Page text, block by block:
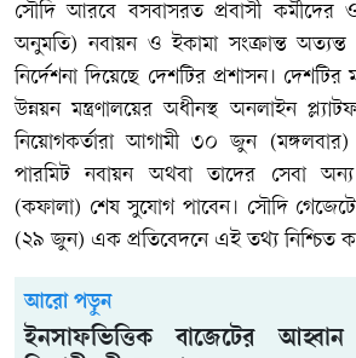
সৌদি আরবে বসবাসরত প্রবাসী কর্মীদের
অনুমতি) নবায়ন ও ইকামা সংক্রান্ত
নির্দেশনা দিয়েছে দেশটির প্রশাসন।
উন্নয়ন মন্ত্রণালয়ের অধীনস্থ অনলাইন
নিয়োগকর্তারা আগামী ৩০ জুন (মঙ্গলবার)
পারমিট নবায়ন অথবা তাদের সেবা অন্য
(কফালা) শেষ সুযোগ পাবেন। সৌদি
(২৯ জুন) এক প্রতিবেদনে এই তথ্য নিশ্চিত
আরো পড়ুন
ইনসাফভিত্তিক বাজেটের আহ্বান